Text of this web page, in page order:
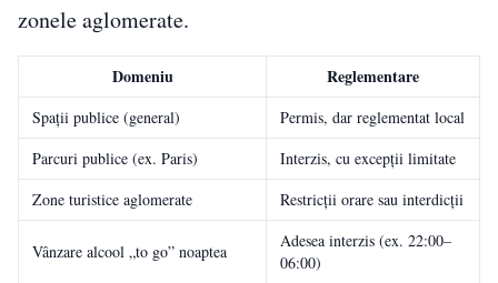
zonele aglomerate.
Domeniu Reglementare
Spații publice (general)
Permis, dar reglementat local
Parcuri publice (ex. Paris)
Interzis, cu excepții limitate
Zone turistice aglomerate
Restricții orare sau interdicții
Vânzare alcool „to go” noaptea
Adesea interzis (ex. 22:00–
06:00)